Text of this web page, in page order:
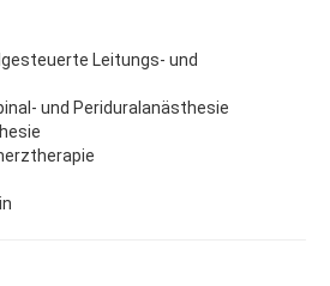
Leitungs- und
und Periduralanästhesie